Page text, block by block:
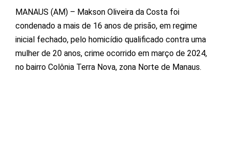
MANAUS (AM) – Makson Oliveira da Costa foi
condenado a mais de 16 anos de prisão, em regime
inicial fechado, pelo homicídio qualificado contra uma
mulher de 20 anos, crime ocorrido em março de 2024,
no bairro Colônia Terra Nova, zona Norte de Manaus.